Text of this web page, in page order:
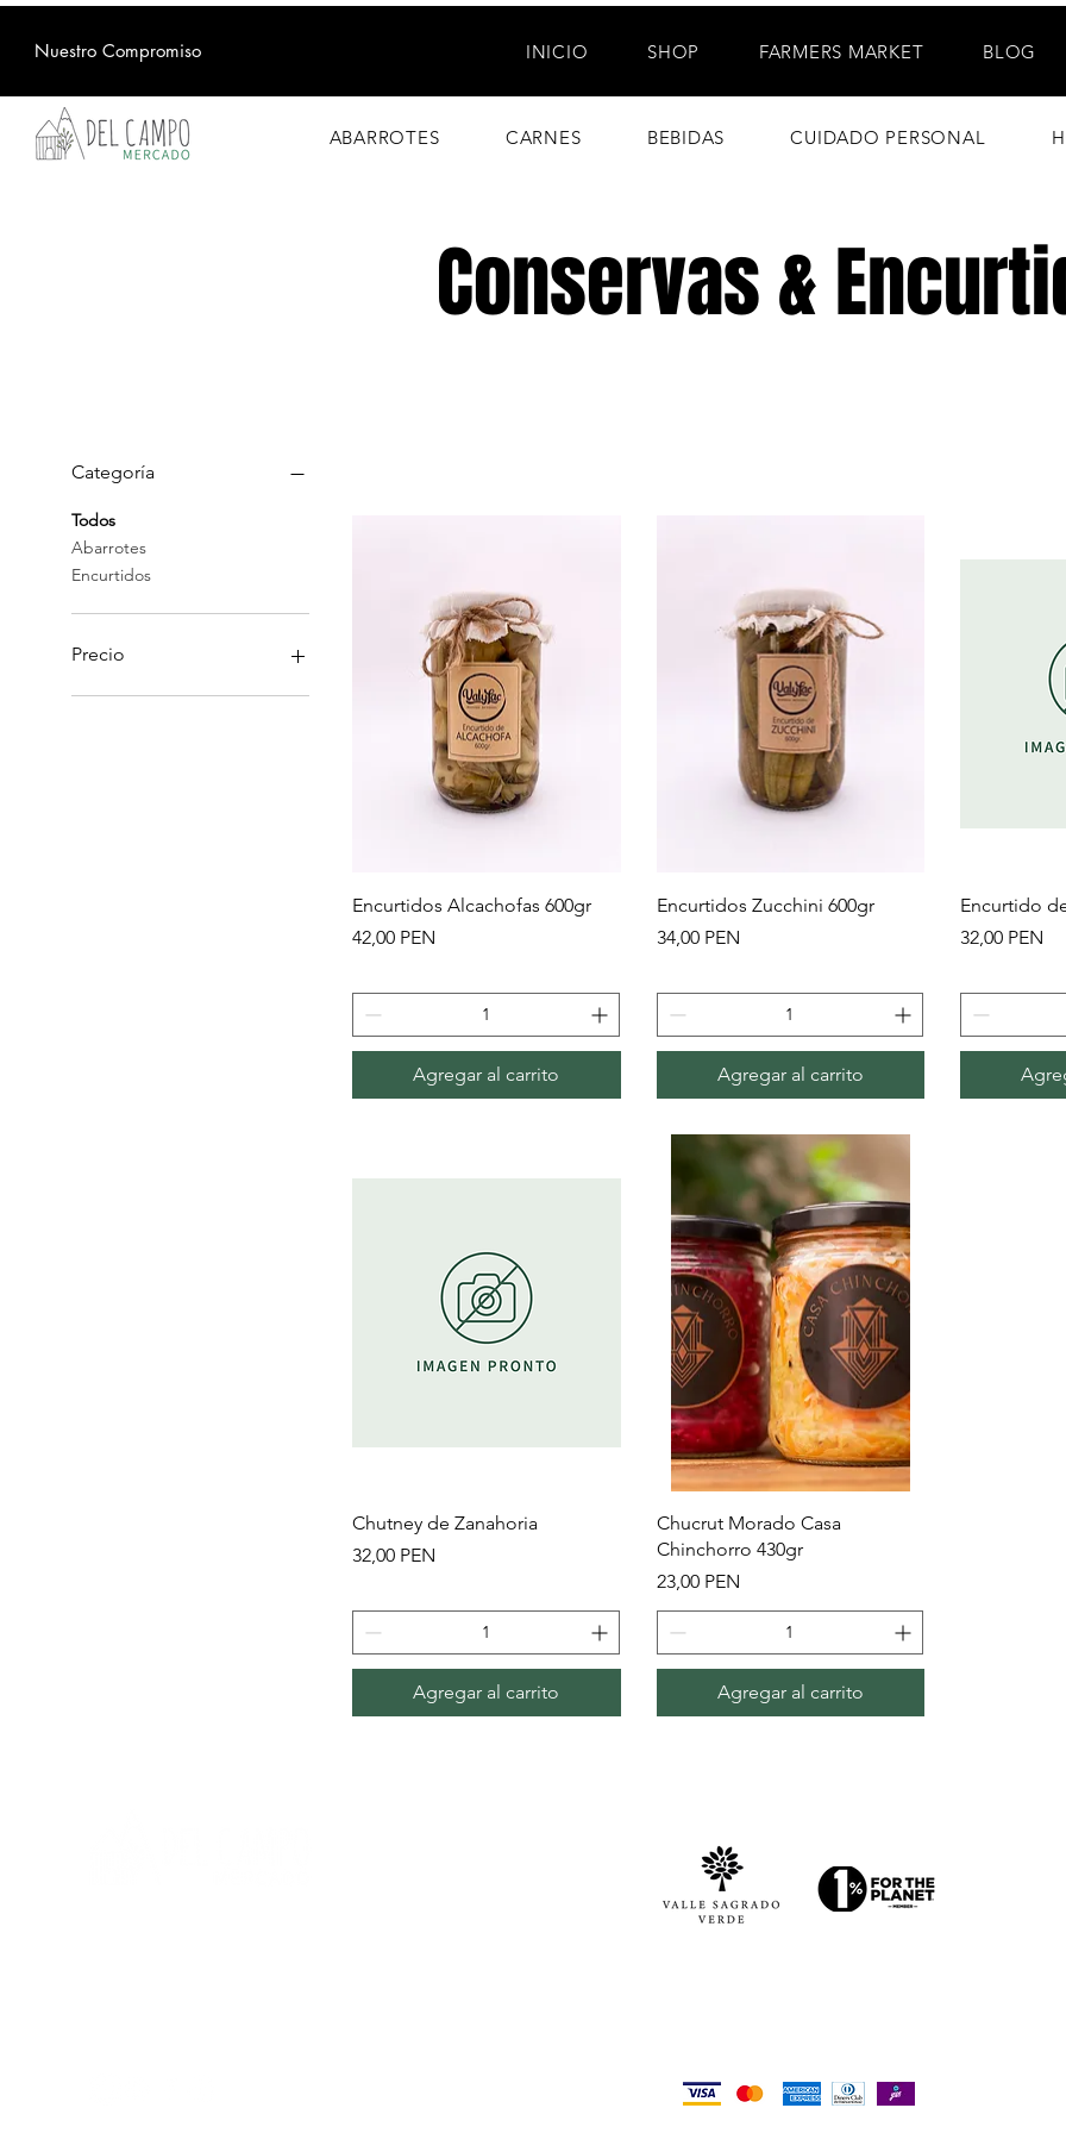
Nuestro Compromiso INICIO SHOP FARMERS MARKET BLOG
ABARROTES CARNES BEBIDAS CUIDADO PERSONAL
Conservas &
Categoría
Todos
Abarrotes
Encurtidos
Precio
Vista rápida
Encurtidos Alcachofas 600gr
Precio
42,00 PEN
Agregar al carrito
Vista rápida
Encurtidos Zucchini 600gr
Precio
34,00 PEN
Agregar al carrito
Encurtido
Precio
32,00 PEN
Vista rápida
Chutney de Zanahoria
Precio
32,00 PEN
Agregar al carrito
Vista rápida
Chucrut Morado Casa
Chinchorro 430gr
Precio
23,00 PEN
Agregar al carrito